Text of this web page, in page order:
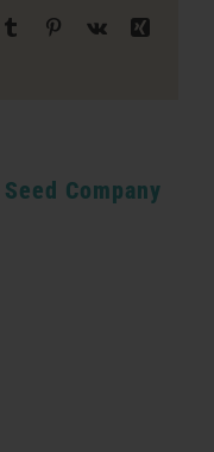
Tumblr Pinterest
Vk
Xing
Company